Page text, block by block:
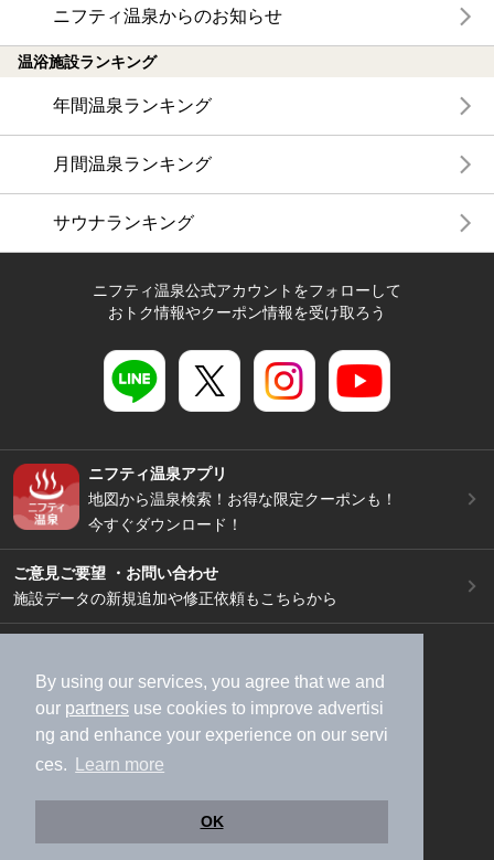
By using our services, you agree that we and
our partners use cookies to improve advertisi
ng and enhance your experience on our servi
ces.
Learn more
OK
ニフティ温泉からのお知らせ
温浴施設ランキング
年間温泉ランキング
月間温泉ランキング
サウナランキング
ニフティ温泉公式アカウントをフォローして
おトク情報やクーポン情報を受け取ろう
ニフティ温泉アプリ
地図から温泉検索！お得な限定クーポンも！
今すぐダウンロード！
ご意見ご要望 ・お問い合わせ
施設データの新規追加や修正依頼もこちらから
加盟店募集（資料請求）
広告出稿のご案内
利用規約
ライフスタイルMEMBERS+規約
特定商取引法に基づく表記
ヘルプ
採用情報
運営会社